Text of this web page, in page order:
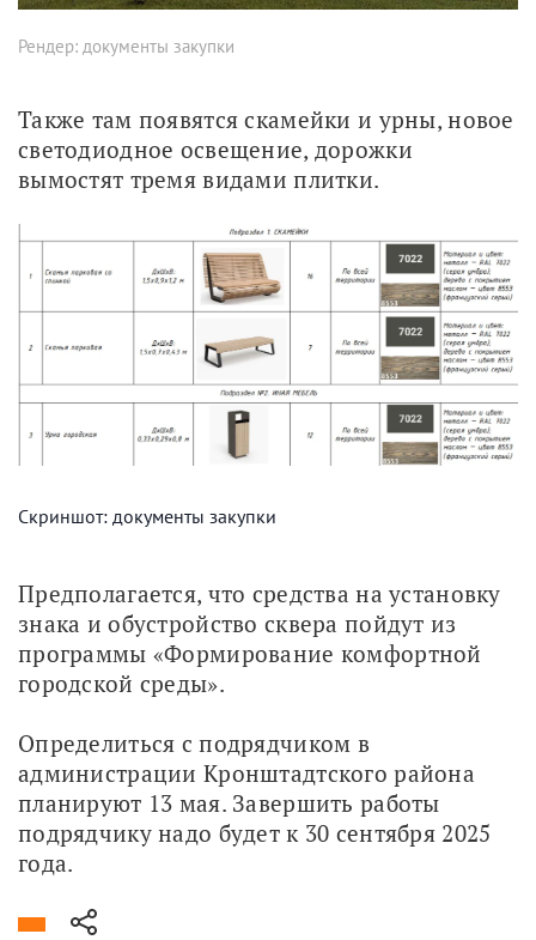
Рендер: документы закупки
Также там появятся скамейки и урны, новое
светодиодное освещение, дорожки
вымостят тремя видами плитки.
Скриншот: документы закупки
Предполагается, что средства на установку
знака и обустройство сквера пойдут из
программы «Формирование комфортной
городской среды».
Определиться с подрядчиком в
администрации Кронштадтского района
планируют 13 мая. Завершить работы
подрядчику надо будет к 30 сентября 2025
года.